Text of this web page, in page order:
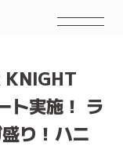
KNIGHT
ト実施！ ラ
り！ハニ